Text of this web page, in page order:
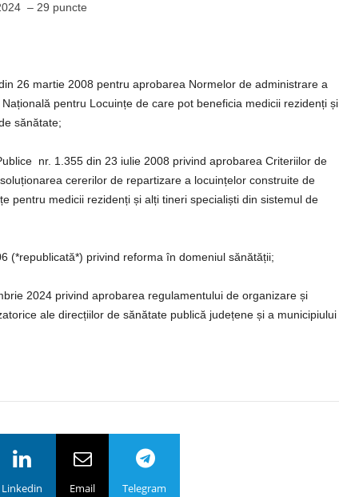
– 29 puncte
26 martie 2008 pentru aprobarea Normelor de administrare a
pentru Locuințe de care pot beneficia medicii rezidenți și
sănătate;
nr. 1.355 din 23 iulie 2008 privind aprobarea Criteriilor de
cererilor de repartizare a locuințelor construite de
pentru medicii rezidenți și alți tineri specialiști din sistemul de
(*republicată*) privind reforma în domeniul sănătății;
2024 privind aprobarea regulamentului de organizare și
ale direcțiilor de sănătate publică județene și a municipiului
Linkedin Email Telegram